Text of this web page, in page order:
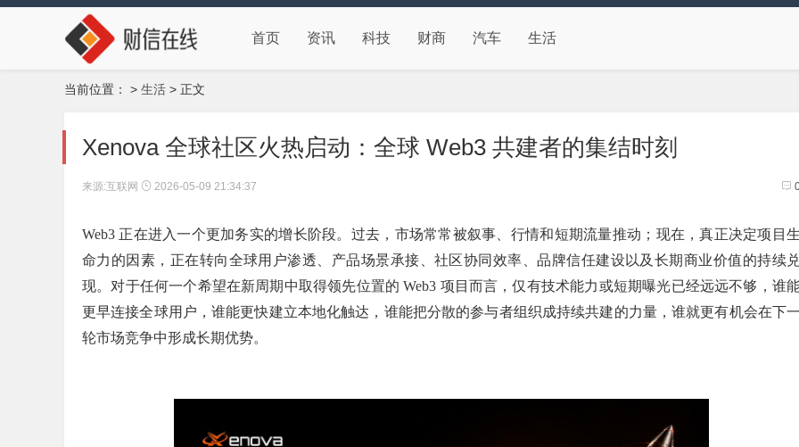
首页 资讯 科技 财商 汽车 生活
当前位置： > 生活 > 正文
Xenova 全球社区火热启动：全球 Web3 共建者的集结时刻
来源:互联网 2026-05-09 21:34:37
Web3 正在进入一个更加务实的增长阶段。过去，市场常常被叙事、行情和短期流量推动；现在，真正决定项目生
命力的因素，正在转向全球用户渗透、产品场景承接、社区协同效率、品牌信任建设以及长期商业价值的持续
现。对于任何一个希望在新周期中取得领先位置的 Web3 项目而言，仅有技术能力或短期曝光已经远远不够，谁
更早连接全球用户，谁能更快建立本地化触达，谁能把分散的参与者组织成持续共建的力量，谁就更有机会在下一
轮市场竞争中形成长期优势。